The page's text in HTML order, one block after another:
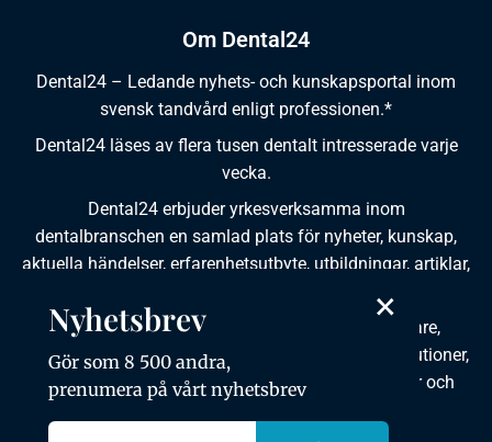
Om Dental24
Dental24 – Ledande nyhets- och kunskapsportal inom
svensk tandvård enligt professionen.*
Dental24 läses av flera tusen dentalt intresserade varje
vecka.
Dental24 erbjuder yrkesverksamma inom
dentalbranschen en samlad plats för nyheter, kunskap,
aktuella händelser, erfarenhetsutbyte, utbildningar, artiklar,
Dental24 produceras i samverkan med tandläkare,
tandhygienister, tandsköterskor, tandtekniker, institutioner,
kursgivare, föreningar, organisationer, leverantörer och
×
Nyhetsbrev
Gör som 8 500 andra,
prenumera på vårt nyhetsbrev